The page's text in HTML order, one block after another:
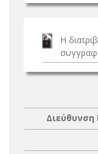
Η
Διεύθυνση